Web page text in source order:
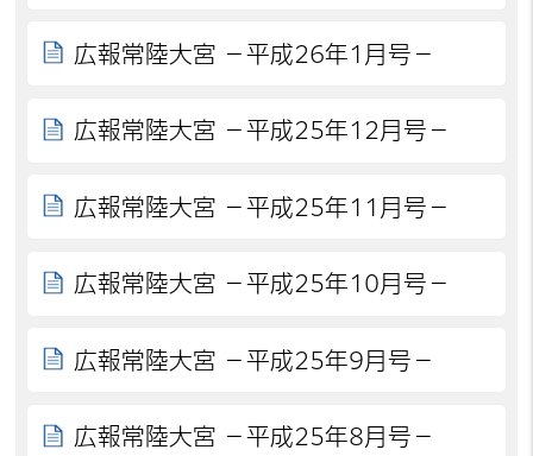
広報常陸大宮 －平成26年1月号－
広報常陸大宮 －平成25年12月号－
広報常陸大宮 －平成25年11月号－
広報常陸大宮 －平成25年10月号－
広報常陸大宮 －平成25年9月号－
広報常陸大宮 －平成25年8月号－